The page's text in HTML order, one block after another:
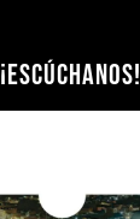
¡Escúchanos!